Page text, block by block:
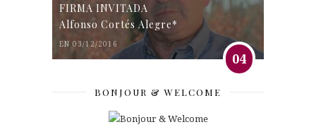
FIRMA INVITADA
Alfonso Cortés Alegre*
EN 03/12/2016
04
BONJOUR & WELCOME